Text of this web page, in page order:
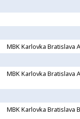
MBK Karlovka Bratislava A
MBK Karlovka Bratislava A
MBK Karlovka Bratislava B